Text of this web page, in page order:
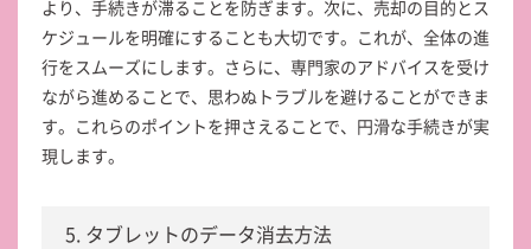
より、手続きが滞ることを防ぎます。次に、売却の目的とス
ケジュールを明確にすることも大切です。これが、全体の進
行をスムーズにします。さらに、専門家のアドバイスを受け
ながら進めることで、思わぬトラブルを避けることができま
す。これらのポイントを押さえることで、円滑な手続きが実
現します。
5. タブレットのデータ消去方法